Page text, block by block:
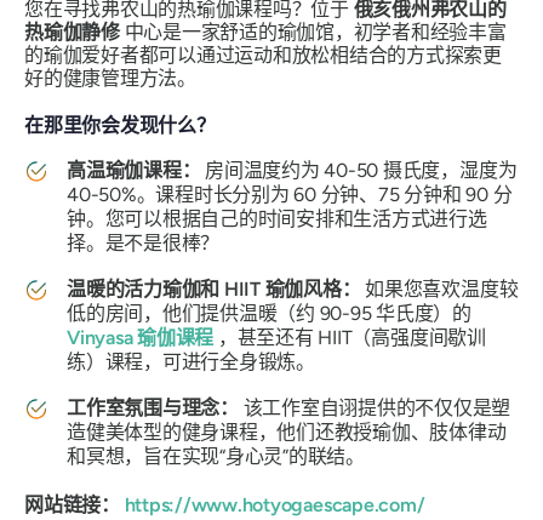
您在寻找弗农山的热瑜伽课程吗？位于 俄亥俄州弗农山的
热瑜伽静修中心是一家舒适的瑜伽馆，初学者和经验丰富
的瑜伽爱好者都可以通过运动和放松相结合的方式探索更
好的健康管理方法。
在那里你会发现什么？
高温瑜伽课程：
房间温度约为 40-50 摄氏度，湿度为
40-50%。课程时长分别为 60 分钟、75 分钟和 90 分
钟。您可以根据自己的时间安排和生活方式进行选
择。是不是很棒？
温暖的活力瑜伽和 HIIT 瑜伽风格：
如果您喜欢温度较
低的房间，他们提供温暖（约 90-95 华氏度）的
Vinyasa 瑜伽课程 ，甚至还有 HIIT（高强度间歇训
练）课程，可进行全身锻炼。
工作室氛围与理念：
该工作室自诩提供的不仅仅是塑
造健美体型的健身课程，他们还教授瑜伽、肢体律动
和冥想，旨在实现“身心灵”的联结。
网站链接： https://www.hotyogaescape.com/